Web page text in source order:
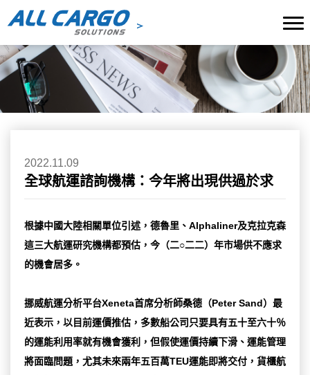
2022.11.09
全球航運諮詢機構：今年將出現供過於求
根據中國大陸相關單位引述，德魯里、Alphaliner及克拉克森
這三大航運研究機構都預估，今（二○二二）年市場供不應求
的機會居多。
挪威航運分析平台Xeneta首席分析師桑德（Peter Sand）最
近表示，以目前運價推估，多數船公司只要具有五十至六十％
的運能利用率就有機會獲利，但假使運價持續下滑、運能管理
將面臨問題，尤其未來兩年五百萬TEU運能即將交付，貨櫃航